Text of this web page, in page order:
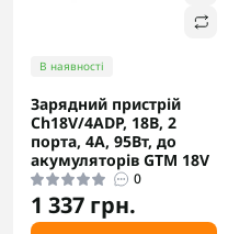
В наявності
Зарядний пристрій
Ch18V/4АDP, 18В, 2
порта, 4А, 95Вт, до
акумуляторів GTM 18V
0
1 337 грн.